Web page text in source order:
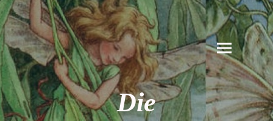
Die